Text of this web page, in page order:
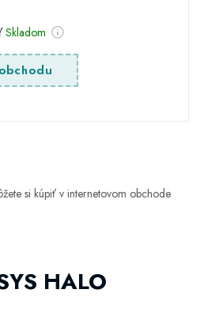
Skladom
si kúpiť v internetovom obchode
HALO